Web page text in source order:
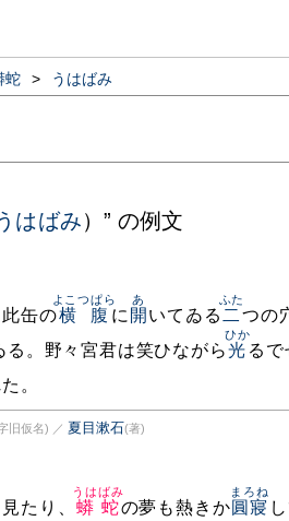
蛇 > うはばみ
はばみ）” の例文
缶の横腹
よこつぱら
に 開
あ
いてゐる 二
ふた
つの
る。野々宮君は笑ひながら 光
ひか
るで
。
旧仮名) ／ 夏目漱石(著)
たり、 蟒蛇
うはばみ
の夢も熱きか圓寢
まろね